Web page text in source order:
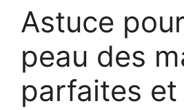
Astuce
peau des
parfaites